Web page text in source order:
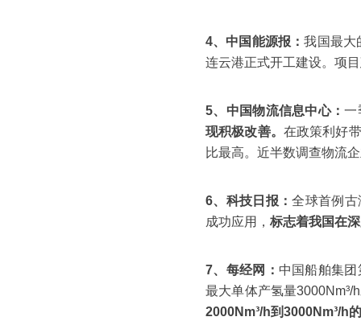
4、中国能源报：我国最大
连云港正式开工建设。项
5、中国物流信息中心：一
现积极改善。 在政策利好
比最高。近半数调查物流
6、科技日报：全球首例
成功应用， 标志着我国在
7、每经网： 中国船舶集
最大单体产氢量
2000Nm³/h到3000Nm³/h